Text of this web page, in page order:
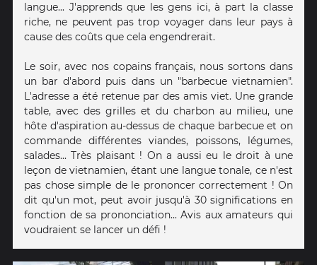
langue... J'apprends que les gens ici, à part la classe
riche, ne peuvent pas trop voyager dans leur pays à
cause des coûts que cela engendrerait.
Le soir, avec nos copains français, nous sortons dans
un bar d'abord puis dans un "barbecue vietnamien".
L'adresse a été retenue par des amis viet. Une grande
table, avec des grilles et du charbon au milieu, une
hôte d'aspiration au-dessus de chaque barbecue et on
commande différentes viandes, poissons, légumes,
salades... Très plaisant ! On a aussi eu le droit à une
leçon de vietnamien, étant une langue tonale, ce n'est
pas chose simple de le prononcer correctement ! On
dit qu'un mot, peut avoir jusqu'à 30 significations en
fonction de sa prononciation... Avis aux amateurs qui
voudraient se lancer un défi !